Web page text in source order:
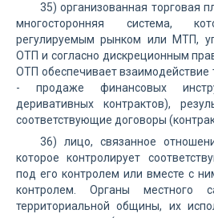
35) организованная торговая
многосторонняя система,
регулируемым рынком или МТП,
ОТП и согласно дискреционным
ОТП обеспечивает взаимодействие
- продаже финансовых
деривативных контрактов),
соответствующие договоры
36) лицо, связанное
которое контролирует
под его контролем или вместе с
контролем. Органы местного
территориальной общины, их